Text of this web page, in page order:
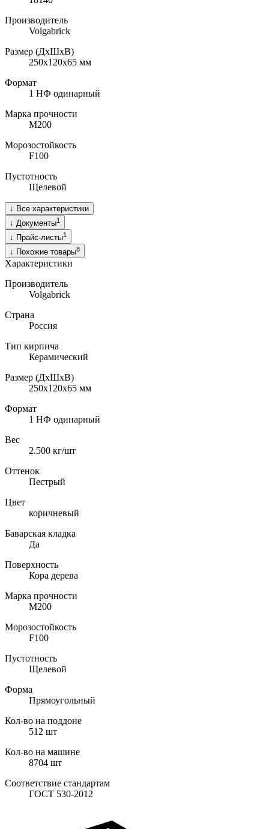
Производитель
Volgabrick
Размер (ДхШхВ)
250х120х65 мм
Формат
1 НФ одинарный
Марка прочности
M200
Морозостойкость
F100
Пустотность
Щелевой
↓ Все характеристики
↓ Документы1
↓ Прайс-листы1
↓ Похожие товары8
Характеристики
Производитель
Volgabrick
Страна
Россия
Тип кирпича
Керамический
Размер (ДхШхВ)
250х120х65 мм
Формат
1 НФ одинарный
Вес
2.500 кг/шт
Оттенок
Пестрый
Цвет
коричневый
Баварская кладка
Да
Поверхность
Кора дерева
Марка прочности
M200
Морозостойкость
F100
Пустотность
Щелевой
Форма
Прямоугольный
Кол-во на поддоне
512 шт
Кол-во на машине
8704 шт
Соответствие стандартам
ГОСТ 530-2012